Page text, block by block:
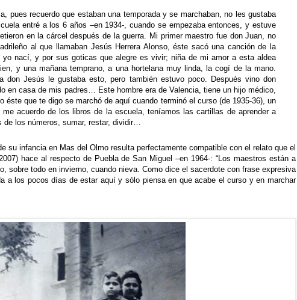
pues recuerdo que estaban una temporada y se marchaban, no les gustaba
entré a los 6 años –en 1934-, cuando se empezaba entonces, y estuve
en la cárcel después de la guerra. Mi primer maestro fue don Juan, no
al que llamaban Jesús Herrera Alonso, éste sacó una canción de la
yo nací, y por sus goticas que alegre es vivir; niña de mi amor a esta aldea
y una mañana temprano, a una hortelana muy linda, la cogí de la mano.
Jesús le gustaba esto, pero también estuvo poco. Después vino don
en casa de mis padres… Este hombre era de Valencia, tiene un hijo médico,
que te digo se marchó de aquí cuando terminó el curso (de 1935-36), un
acuerdo de los libros de la escuela, teníamos las cartillas de aprender a
los números, sumar, restar, dividir…
su infancia en Mas del Olmo resulta perfectamente compatible con el relato que el
hace al respecto de Puebla de San Miguel –en 1964-: “Los maestros están a
sobre todo en invierno, cuando nieva. Como dice el sacerdote con frase expresiva
a los pocos días de estar aquí y sólo piensa en que acabe el curso y en marchar